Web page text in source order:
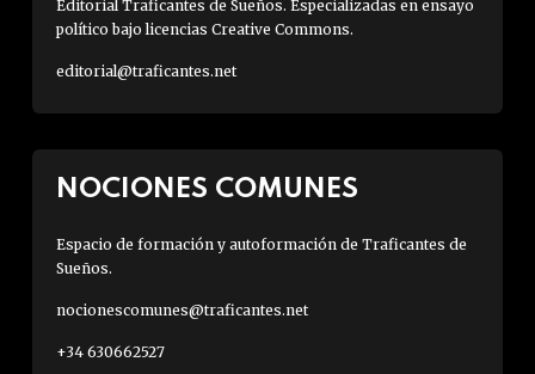
Editorial Traficantes de Sueños. Especializadas en ensayo
político bajo licencias Creative Commons.
editorial@traficantes.net
NOCIONES COMUNES
Espacio de formación y autoformación de Traficantes de
Sueños.
nocionescomunes@traficantes.net
+34 630662527